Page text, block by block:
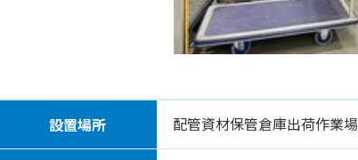
設置場所 配管資材保管倉庫出荷作業場